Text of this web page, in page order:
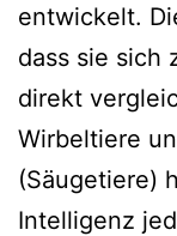
entwickelt.
dass sie sich
direkt
Wirbeltiere
(Säugetiere)
Intelligenz